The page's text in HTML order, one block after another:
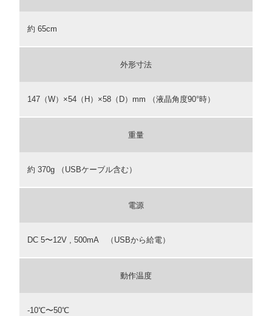
約 65cm
外形寸法
147（W）×54（H）×58（D）mm （液晶角度90°時）
重量
約 370g （USBケーブル含む）
電源
DC 5〜12V , 500mA （USBから給電）
動作温度
-10℃〜50℃